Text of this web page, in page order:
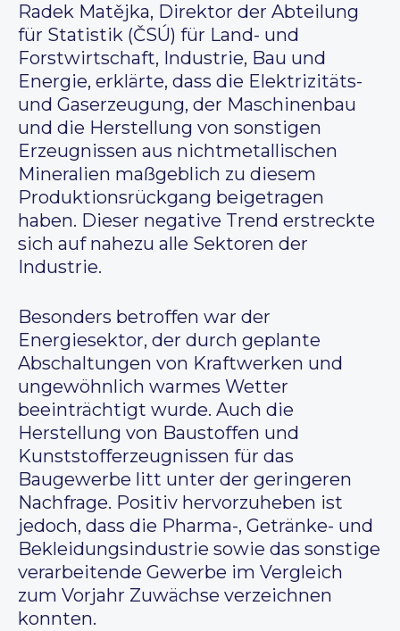
Radek Matějka, Direktor der Abteilung
für Statistik (ČSÚ) für Land- und
Forstwirtschaft, Industrie, Bau und
Energie, erklärte, dass die Elektrizitäts-
und Gaserzeugung, der Maschinenbau
und die Herstellung von sonstigen
Erzeugnissen aus nichtmetallischen
Mineralien maßgeblich zu diesem
Produktionsrückgang beigetragen
haben. Dieser negative Trend erstreckte
sich auf nahezu alle Sektoren der
Industrie.
Besonders betroffen war der
Energiesektor, der durch geplante
Abschaltungen von Kraftwerken und
ungewöhnlich warmes Wetter
beeinträchtigt wurde. Auch die
Herstellung von Baustoffen und
Kunststofferzeugnissen für das
Baugewerbe litt unter der geringeren
Nachfrage. Positiv hervorzuheben ist
jedoch, dass die Pharma-, Getränke- und
Bekleidungsindustrie sowie das sonstige
verarbeitende Gewerbe im Vergleich
zum Vorjahr Zuwächse verzeichnen
konnten.